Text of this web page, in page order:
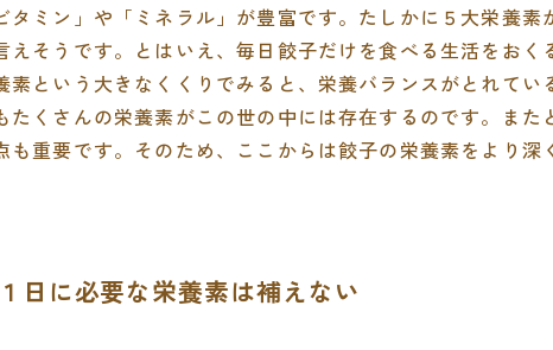
タミン」や「ミネラル」が豊富です。たしかに５大栄養
えそうです。とはいえ、毎日餃子だけを食べる生活をおく
素という大きなくくりでみると、栄養バランスがとれてい
たくさんの栄養素がこの世の中には存在するのです。また
も重要です。そのため、ここからは餃子の栄養素をより
日に必要な栄養素は補えない